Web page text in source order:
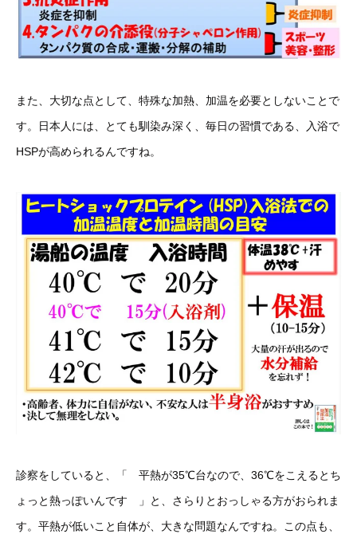
また、大切な点として、特殊な加熱、加温を必要としないことで
す。日本人には、とても馴染み深く、毎日の習慣である、入浴で
HSPが高められるんですね。
診察をしていると、「 平熱が35℃台なので、36℃をこえるとち
ょっと熱っぽいんです 」と、さらりとおっしゃる方がおられま
す。平熱が低いこと自体が、大きな問題なんですね。この点も、